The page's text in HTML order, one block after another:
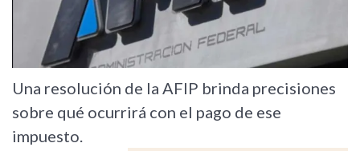
Una resolución de la AFIP brinda precisiones
sobre qué ocurrirá con el pago de ese
impuesto.